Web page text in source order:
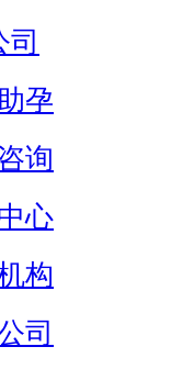
司
孕
询
心
构
司